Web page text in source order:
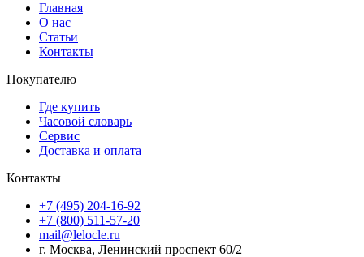
Главная
О нас
Статьи
Контакты
Покупателю
Где купить
Часовой словарь
Сервис
Доставка и оплата
Контакты
+7 (495) 204-16-92
+7 (800) 511-57-20
mail@lelocle.ru
г. Москва, Ленинский проспект 60/2